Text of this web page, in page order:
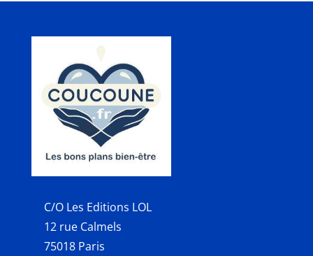
C/O Les Editions LOL
12 rue Calmels
75018 Paris